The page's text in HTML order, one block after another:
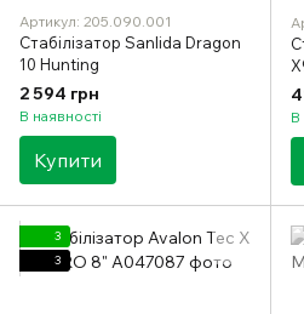
Артикул: 205.090.001
Стабілізатор Sanlida Dragon
10 Hunting
2 594 грн
В наявності
Купити
В
3
3